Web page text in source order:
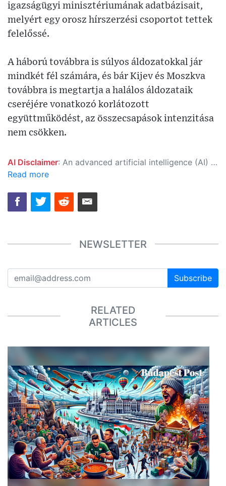
igazságügyi minisztériumának adatbázisait,
melyért egy orosz hírszerzési csoportot tettek
felelőssé.
A háború továbbra is súlyos áldozatokkal jár
mindkét fél számára, és bár Kijev és Moszkva
továbbra is megtartja a halálos áldozataik
cseréjére vonatkozó korlátozott
együttműködést, az összecsapások intenzitása
nem csökken.
AI Disclaimer: An advanced artificial intelligence (AI) system generated the content of this page on its own. This innovative technology conducts extensive research from a variety of reliable sources, performs rigorous fact-checking and verification, cleans up and balances biased or manipulated content, and presents a minimal factual summary that is just enough yet essential for you to function as an informed and educated citizen. Please keep in mind, however, that this system is an evolving technology, and as a result, the article may contain accidental inaccuracies or errors. We urge you to help us improve our site by reporting any inaccuracies you find using the "
Read more
NEWSLETTER
Subscribe
RELATED
ARTICLES